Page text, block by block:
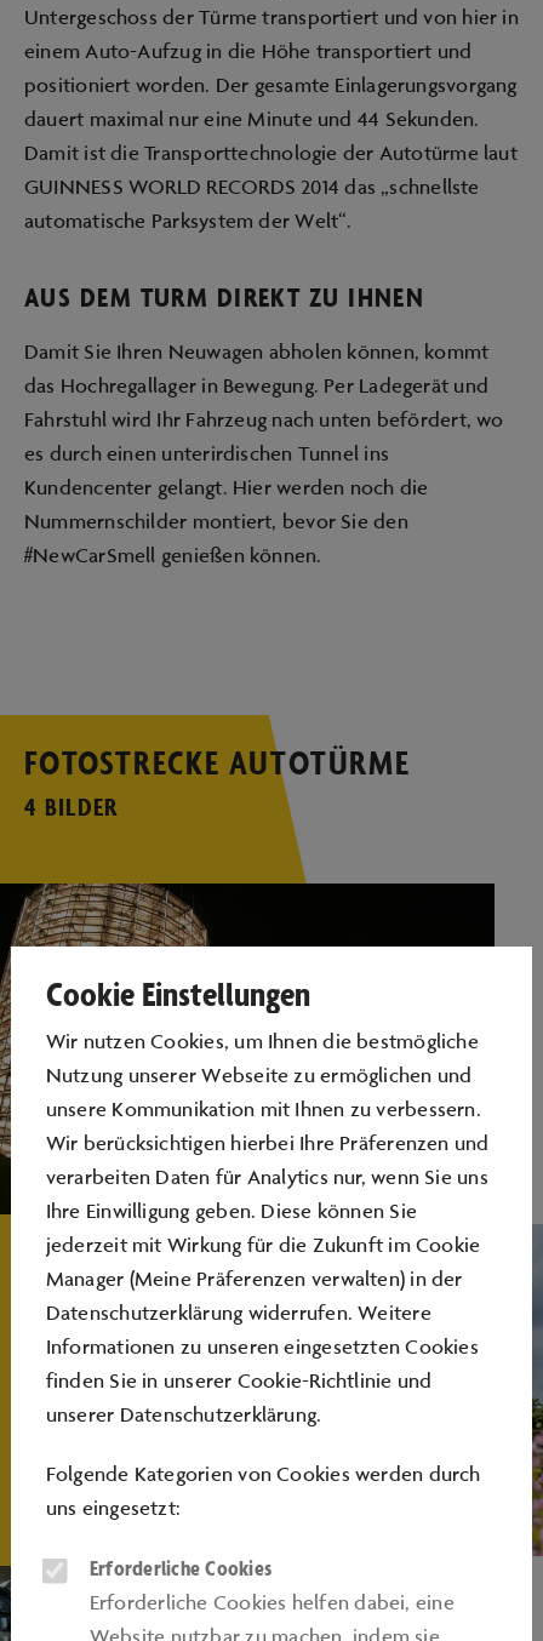
Untergeschoss der Türme transportiert und von hier in
einem Auto-Aufzug in die Höhe transportiert und
positioniert worden. Der gesamte Einlagerungsvorgang
dauert maximal nur eine Minute und 44 Sekunden.
Damit ist die Transporttechnologie der Autotürme laut
GUINNESS WORLD RECORDS 2014 das „schnellste
automatische Parksystem der Welt“.
AUS DEM TURM DIREKT ZU IHNEN
Damit Sie Ihren Neuwagen abholen können, kommt
das Hochregallager in Bewegung. Per Ladegerät und
Fahrstuhl wird Ihr Fahrzeug nach unten befördert, wo
es durch einen unterirdischen Tunnel ins
Kundencenter gelangt. Hier werden noch die
Nummernschilder montiert, bevor Sie den
#NewCarSmell genießen können.
FOTOSTRECKE AUTOTÜRME
4 BILDER
Cookie Einstellungen
Wir nutzen Cookies, um Ihnen die bestmögliche
Nutzung unserer Webseite zu ermöglichen und
unsere Kommunikation mit Ihnen zu verbessern.
Wir berücksichtigen hierbei Ihre Präferenzen und
verarbeiten Daten für Analytics nur, wenn Sie uns
Ihre Einwilligung geben. Diese können Sie
jederzeit mit Wirkung für die Zukunft im Cookie
Manager (Meine Präferenzen verwalten) in der
Datenschutzerklärung widerrufen. Weitere
Informationen zu unseren eingesetzten Cookies
finden Sie in unserer Cookie-Richtlinie und
unserer Datenschutzerklärung.
Folgende Kategorien von Cookies werden durch
uns eingesetzt:
Erforderliche Cookies
Erforderliche Cookies helfen dabei, eine
Website nutzbar zu machen, indem sie